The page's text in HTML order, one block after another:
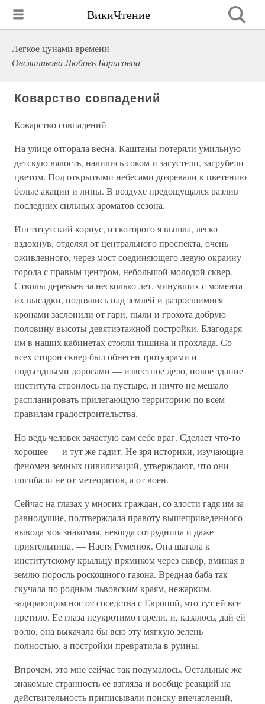
ВикиЧтение
Легкое цунами времени
Овсянникова Любовь Борисовна
Коварство совпадений
Коварство совпадений
На улице отгорала весна. Каштаны потеряли умильную
детскую вялость, налились соком и загустели, загрубели
цветом. Под открытыми небесами дозревали к цветению
белые акации и липы. В воздухе предощущался разлив
последних сильных ароматов сезона.
Институтский корпус, из которого я вышла, легко
вздохнув, отделял от центрального проспекта, очень
оживленного, через мост соединяющего левую окраину
города с правым центром, небольшой молодой сквер.
Стволы деревьев за несколько лет, минувших с момента
их высадки, поднялись над землей и разросшимися
кронами заслонили от гари, пыли и грохота добрую
половину высоты девятиэтажной постройки. Благодаря
им в наших кабинетах стояли тишина и прохлада. Со
всех сторон сквер был обнесен тротуарами и
подъездными дорогами — известное дело, новое здание
института строилось на пустыре, и ничто не мешало
распланировать прилегающую территорию по всем
правилам градостроительства.
Но ведь человек зачастую сам себе враг. Сделает что-то
хорошее — и тут же гадит. Не зря историки, изучающие
феномен земных цивилизаций, утверждают, что они
погибали не от метеоритов, а от воен.
Сейчас на глазах у многих граждан, со злости гадя им за
равнодушие, подтверждала правоту вышеприведенного
вывода моя знакомая, некогда сотрудница и даже
приятельница, — Настя Гуменюк. Она шагала к
институтскому крыльцу прямиком через сквер, вминая в
землю поросль роскошного газона. Вредная баба так
скучала по родным львовским краям, нежарким,
задирающим нос от соседства с Европой, что тут ей все
претило. Ее глаза неукротимо горели, и, казалось, дай ей
волю, она выкачала бы всю эту мягкую зелень
полностью, а постройки превратила в руины.
Впрочем, это мне сейчас так подумалось. Остальные же
знакомые странность ее взгляда и вообще реакций на
действительность приписывали поиску впечатлений,